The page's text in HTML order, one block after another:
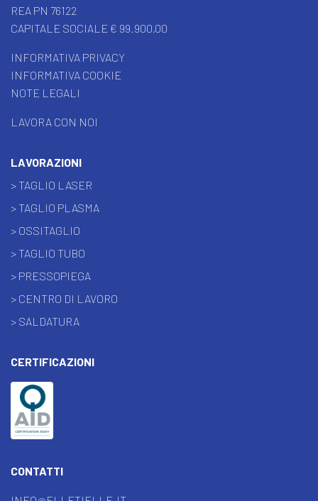
REA PN 76122
CAPITALE SOCIALE € 99.900,00
INFORMATIVA PRIVACY
INFORMATIVA COOKIE
NOTE LEGALI
LAVORA CON NOI
LAVORAZIONI
> TAGLIO LASER
> TAGLIO PLASMA
> OSSITAGLIO
> TAGLIO TUBO
> PRESSOPIEGA
> CENTRO DI LAVORO
> SALDATURA
CERTIFICAZIONI
CONTATTI